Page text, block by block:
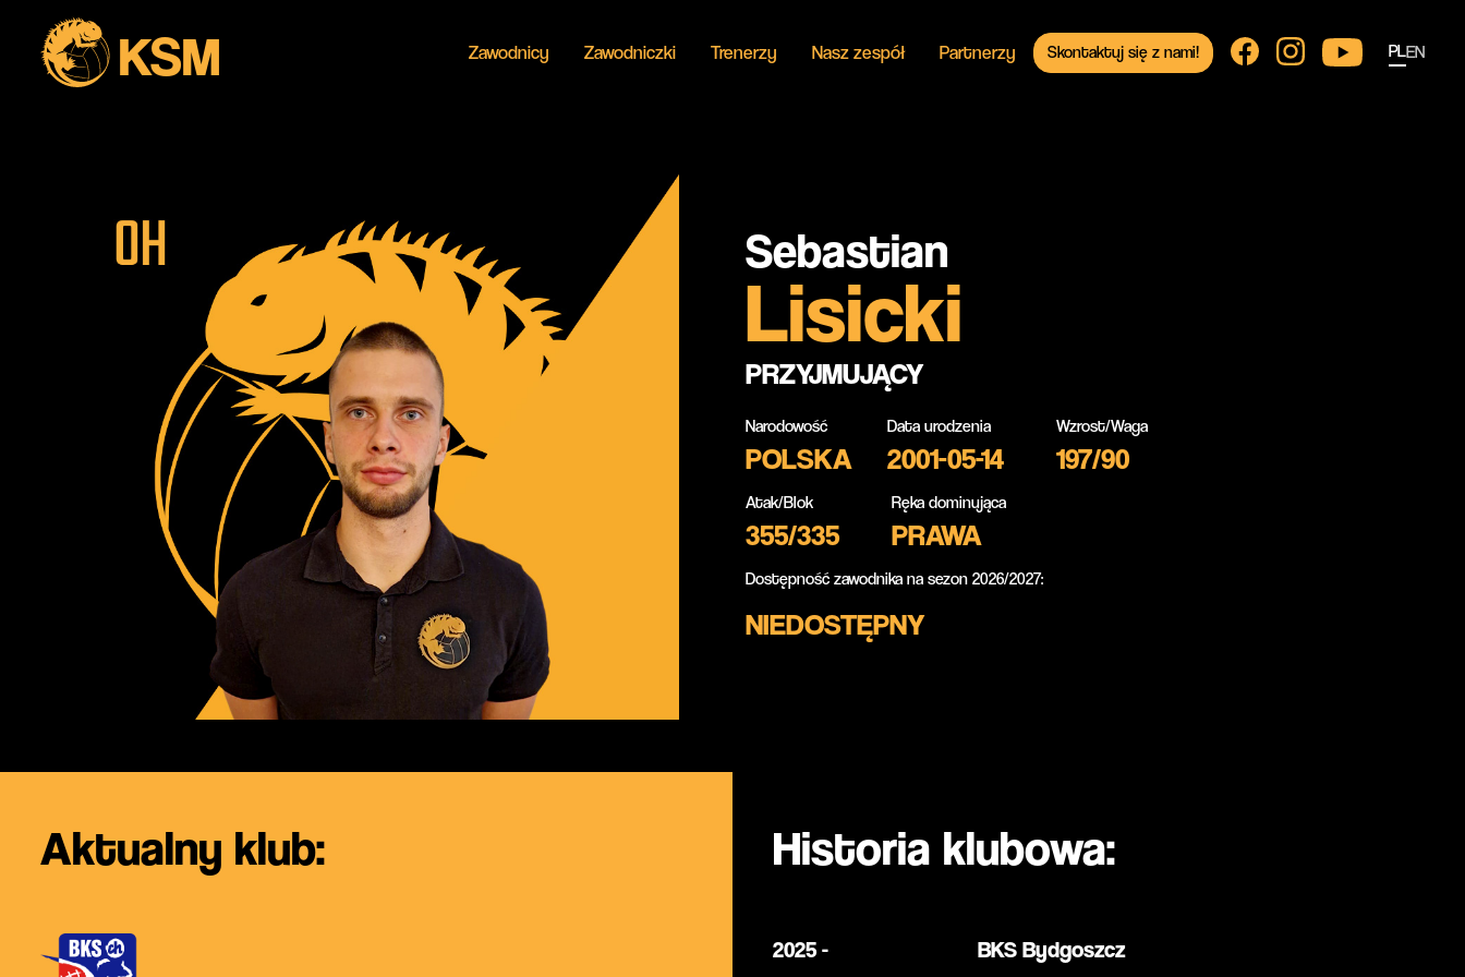
KSM Zawodnicy Zawodniczki Trenerzy Nasz zespół Partnerzy Skontaktuj się z nami! EN
PL
Sebastian
Lisicki
PRZYJMUJĄCY
Narodowość
POLSKA
Data urodzenia
2001-05-14
Wzrost/Waga
197/90
Atak/Blok
355/335
Ręka dominująca
PRAWA
Dostępność zawodnika na sezon 2026/2027:
NIEDOSTĘPNY
Aktualny klub: Historia klubowa:
2025 -
BKS Bydgoszcz